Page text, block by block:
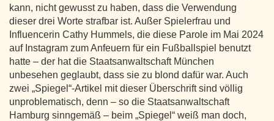
kann, nicht gewusst zu haben, dass die Verwendung
dieser drei Worte strafbar ist. Außer Spielerfrau und
Influencerin Cathy Hummels, die diese Parole im Mai 2024
auf Instagram zum Anfeuern für ein Fußballspiel benutzt
hatte – der hat die Staatsanwaltschaft München
unbesehen geglaubt, dass sie zu blond dafür war. Auch
zwei „Spiegel“-Artikel mit dieser Überschrift sind völlig
unproblematisch, denn – so die Staatsanwaltschaft
Hamburg sinngemäß – beim „Spiegel“ weiß man doch,